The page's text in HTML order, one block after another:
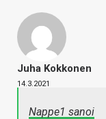
Juha Kokkonen
14.3.2021
Nappe1 sanoi